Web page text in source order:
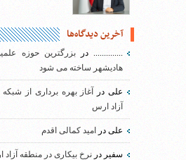
آخرین دیدگاه‌ها
..............دربزرگترین حوزه
هادیشهر ساخته می شود
علیدر
آغاز بهره برداری از
آزاد ارس
علی در امید کمالی اقدم
سفیر در نرخ بیکاری در منطقه